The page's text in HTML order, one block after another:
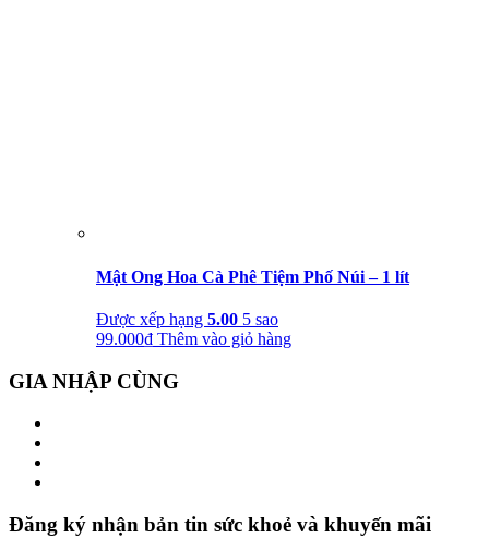
Mật Ong Hoa Cà Phê Tiệm Phố Núi – 1 lít
Được xếp hạng 5.00 5 sao
99.000₫ Thêm vào giỏ hàng
GIA NHẬP CÙNG
Đăng ký nhận bản tin sức khoẻ và khuyến mãi